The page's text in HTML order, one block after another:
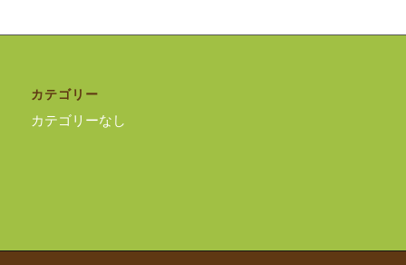
カテゴリー
カテゴリーなし